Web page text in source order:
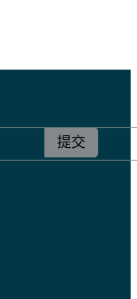
提交